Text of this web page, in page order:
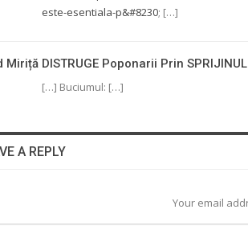
este-esentiala-p&#8230; […]
Miriță DISTRUGE Poponarii Prin
[…] Buciumul: […]
A REPLY
Your email